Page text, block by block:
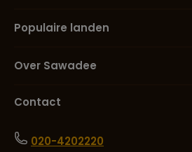
Populaire landen
Over Sawadee
Contact
020-4202220